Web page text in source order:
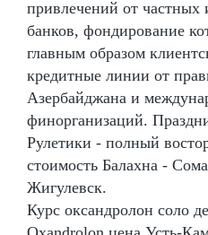
привлечений от частных
банков, фондирование
главным образом
кредитные линии от
Азербайджана и
финорганизаций.
Рулетики - полный
стоимость Балахна -
Жигулевск.
Курс оксандролон соло